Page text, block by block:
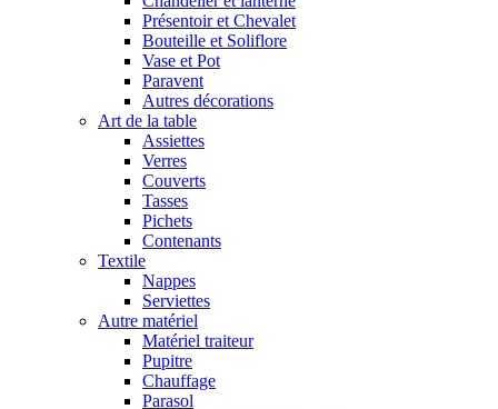
Présentoir et Chevalet
Bouteille et Soliflore
Vase et Pot
Paravent
Autres décorations
Art de la table
Assiettes
Verres
Couverts
Tasses
Pichets
Contenants
Textile
Nappes
Serviettes
Autre matériel
Matériel traiteur
Pupitre
Chauffage
Parasol